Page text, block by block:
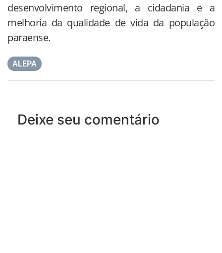
desenvolvimento regional, a cidadania e a
melhoria da qualidade de vida da população
paraense.
ALEPA
Deixe seu comentário